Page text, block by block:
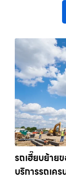
รถเฮี๊ยบย้าย
บริการรถเค